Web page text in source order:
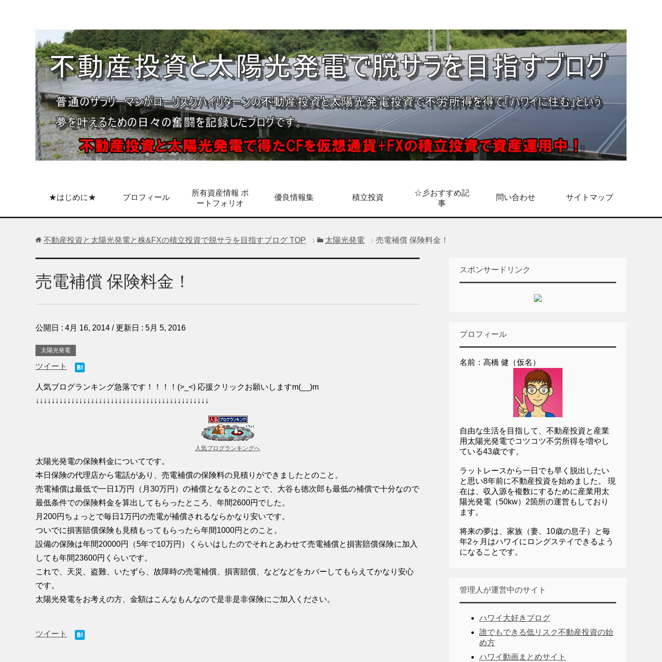
★はじめに★ プロフィール
所有資産情報 ポ
ートフォリオ
優良情報集 積立投資
☆彡おすすめ記
事
問い合わせ サイトマップ
不動産投資と太陽光発電と株&FXの積立投資で脱サラを目指すブログ TOP 太陽光発電 売電補償 保険料金！
売電補償 保険料金！
公開日 : 4月 16, 2014 / 更新日 : 5月 5, 2016
太陽光発電
ツイート
人気ブログランキング急落です！！！！(>_<) 応援クリックお願いしますm(__)m
↓↓↓↓↓↓↓↓↓↓↓↓↓↓↓↓↓↓↓↓↓↓↓↓↓↓↓↓↓↓↓↓↓↓↓↓↓↓↓↓↓↓↓↓
人気ブログランキングへ
太陽光発電の保険料金についてです。
本日保険の代理店から電話があり、売電補償の保険料の見積りができましたとのこと。
売電補償は最低で一日1万円（月30万円）の補償となるとのことで、大谷も徳次郎も最低の補償で十分なので
最低条件での保険料金を算出してもらったところ、年間2600円でした。
月200円ちょっとで毎日1万円の売電が補償されるならかなり安いです。
ついでに損害賠償保険も見積もってもらったら年間1000円とのこと。
設備の保険は年間20000円（5年で10万円）くらいはしたのでそれとあわせて売電補償と損害賠償保険に加入
しても年間23600円くらいです。
これで、天災、盗難、いたずら、故障時の売電補償、損害賠償、などなどをカバーしてもらえてかなり安心
です。
太陽光発電をお考えの方、金額はこんなもんなので是非是非保険にご加入ください。
ツイート
スポンサードリンク
プロフィール
名前：高橋 健（仮名）
自由な生活を目指して、不動産投資と産業
用太陽光発電でコツコツ不労所得を増やし
ている43歳です。
ラットレースから一日でも早く脱出したい
と思い8年前に不動産投資を始めました。 現
在は、収入源を複数にするために産業用太
陽光発電（50kw）2箇所の運営もしており
ます。
将来の夢は、家族（妻、10歳の息子）と毎
年2ヶ月はハワイにロングステイできるよう
になることです。
管理人が運営中のサイト
ハワイ大好きブログ
誰でもできる低リスク不動産投資の始
め方
ハワイ動画まとめサイト